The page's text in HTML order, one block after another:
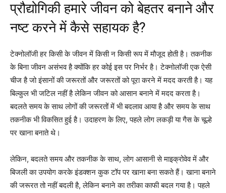
प्रौद्योगिकी हमारे जीवन को बेहतर बनाने और
नष्ट करने में कैसे सहायक है?
टेक्नोलॉजी हर किसी के जीवन में किसी न किसी रूप में मौजूद होती है। तकनीक
के बिना जीवन असंभव है क्योंकि हर कोई इस पर निर्भर है। टेक्नोलॉजी एक ऐसी
चीज है जो इंसानों की जरूरतों और जरूरतों को पूरा करने में मदद करती है। यह
बिल्कुल भी जटिल नहीं है लेकिन जीवन को आसान बनाने में मदद करता है।
बदलते समय के साथ लोगों की जरूरतों में भी बदलाव आया है और समय के साथ
तकनीक भी विकसित हुई है। उदाहरण के लिए, पहले लोग लकड़ी या गैस के चूल्हे
पर खाना बनाते थे।
लेकिन, बदलते समय और तकनीक के साथ, लोग आसानी से माइक्रोवेव में और
बिजली का उपयोग करके इंडक्शन कुक टॉप पर खाना बना सकते हैं। खाना बनाने
की जरूरत तो नहीं बदली है, लेकिन बनाने का तरीका काफी बदल गया है। पहले